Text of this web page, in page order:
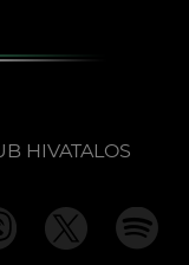
HIVATALOS